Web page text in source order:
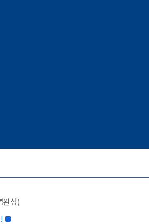
완성)
! ■